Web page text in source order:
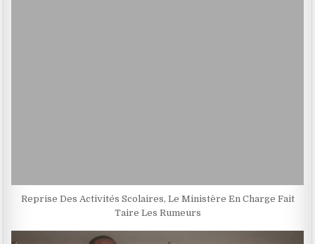
Reprise Des Activités Scolaires, Le Ministère En Charge Fait
Taire Les Rumeurs